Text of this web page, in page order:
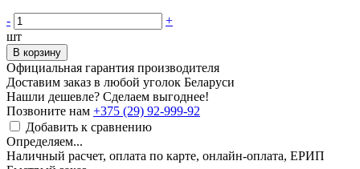
-
+
шт
В корзину
Официальная гарантия производителя
Доставим заказ в любой уголок Беларуси
Нашли дешевле? Сделаем выгоднее!
Позвоните нам +375 (29) 92-999-92
Добавить к сравнению
Определяем...
Наличный расчет, оплата по карте, онлайн-оплата, ЕРИП